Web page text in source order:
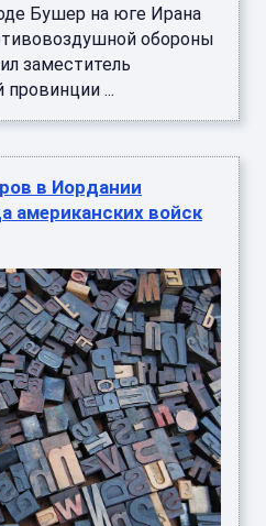
Бушер на юге Ирана
обороны
заместитель
провинции ...
в Иордании
американских войск